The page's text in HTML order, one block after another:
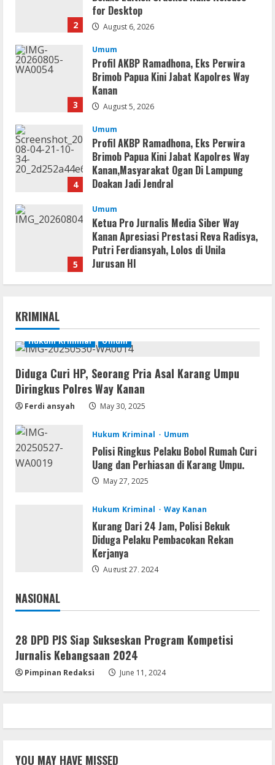
2
for Desktop
August 6, 2026
3
Umum
Profil AKBP Ramadhona, Eks Perwira
Brimob Papua Kini Jabat Kapolres Way
Kanan
August 5, 2026
4
Umum
Profil AKBP Ramadhona, Eks Perwira
Brimob Papua Kini Jabat Kapolres Way
Kanan,Masyarakat Ogan Di Lampung
Doakan Jadi Jendral
5
Umum
Ketua Pro Jurnalis Media Siber Way
Kanan Apresiasi Prestasi Reva Radisya,
Putri Ferdiansyah, Lolos di Unila
Jurusan HI
1
Lan
Assassin’s Creed Shadows Digital
Deluxe Edition Cracked Rune Release
for Desktop
Umum
Profil AKBP Ramadhona, Eks Perwira
Brimob Papua Kini Jabat Kapolres Way
Kanan
August 5, 2026
Umum
Profil AKBP Ramadhona, Eks Perwira
Brimob Papua Kini Jabat Kapolres Way
Kanan,Masyarakat Ogan Di Lampung
5
Umum
Kanan Apresiasi Prestasi Reva Radisya,
Putri Ferdiansyah, Lolos di Unila
Jurusan HI
August 4, 2026
KRIMINAL
Hukum Kriminal Umum
Diduga Curi HP, Seorang Pria Asal Karang Umpu
Diringkus Polres Way Kanan
Ferdi ansyah May 30, 2025
Hukum Kriminal Umum
Polisi Ringkus Pelaku Bobol Rumah Curi
Uang dan Perhiasan di Karang Umpu.
May 27, 2025
Hukum Kriminal Way Kanan
Kurang Dari 24 Jam, Polisi Bekuk
Diduga Pelaku Pembacokan Rekan
Kerjanya
August 27, 2024
NASIONAL
Jakarta
28 DPD PJS Siap Sukseskan Program Kompetisi
Jurnalis Kebangsaan 2024
Pimpinan Redaksi June 11, 2024
YOU MAY HAVE MISSED